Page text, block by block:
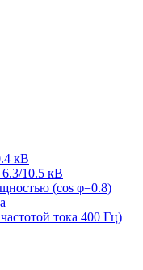
кВ
10.5 кВ
(cos φ=0.8)
тока 400 Гц)